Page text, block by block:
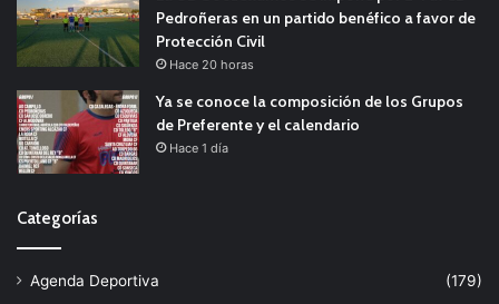
Pedroñeras en un partido benéfico a favor de
Protección Civil
Hace 20 horas
Ya se conoce la composición de los Grupos
de Preferente y el calendario
Hace 1 día
Categorías
Agenda Deportiva
(179)